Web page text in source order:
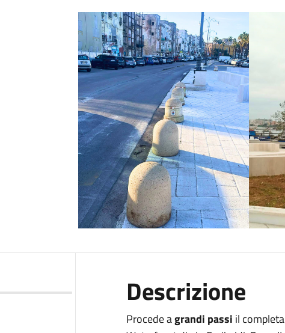
Descrizione
Procede agrandi passi il